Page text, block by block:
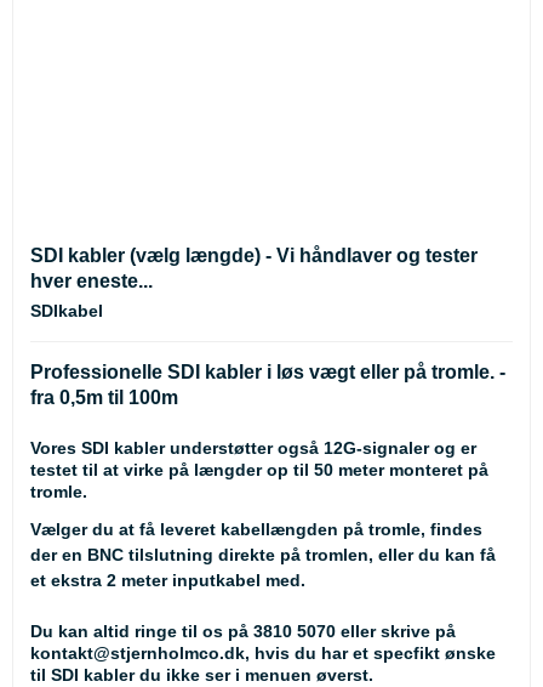
SDI kabler (vælg længde) - Vi håndlaver og tester
hver eneste...
SDIkabel
Professionelle SDI kabler i løs vægt eller på tromle. -
fra 0,5m til 100m
Vores SDI kabler understøtter også 12G-signaler og er
testet til at virke på længder op til 50 meter monteret på
tromle.
Vælger du at få leveret kabellængden på tromle, findes
der en BNC tilslutning direkte på tromlen, eller du kan få
et ekstra 2 meter inputkabel med.
Du kan altid ringe til os på 3810 5070 eller skrive på
kontakt@stjernholmco.dk, hvis du har et specfikt ønske
til SDI kabler du ikke ser i menuen øverst.